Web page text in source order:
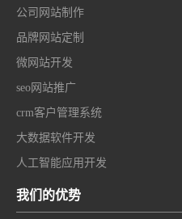
公司网站制作
品牌网站定制
微网站开发
seo网站推广
crm客户管理系统
大数据软件开发
人工智能应用开发
我们的优势